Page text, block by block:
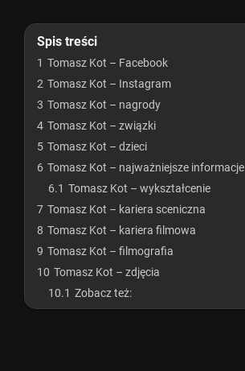
Spis treści
1 Tomasz Kot – Facebook
2 Tomasz Kot – Instagram
3 Tomasz Kot – nagrody
4 Tomasz Kot – związki
5 Tomasz Kot – dzieci
6 Tomasz Kot – najważniejsze informacje
6.1 Tomasz Kot – wykształcenie
7 Tomasz Kot – kariera sceniczna
8 Tomasz Kot – kariera filmowa
9 Tomasz Kot – filmografia
10 Tomasz Kot – zdjęcia
10.1 Zobacz też: